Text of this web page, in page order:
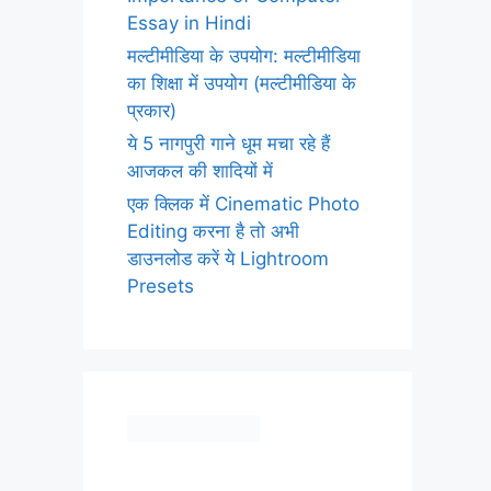
Essay in Hindi
मल्टीमीडिया के उपयोग: मल्टीमीडिया
का शिक्षा में उपयोग (मल्टीमीडिया के
प्रकार)
ये 5 नागपुरी गाने धूम मचा रहे हैं
आजकल की शादियों में
एक क्लिक में Cinematic Photo
Editing करना है तो अभी
डाउनलोड करें ये Lightroom
Presets